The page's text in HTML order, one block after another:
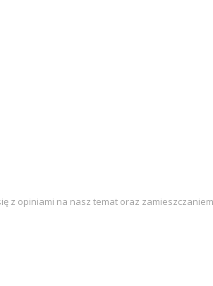
z opiniami na nasz temat oraz